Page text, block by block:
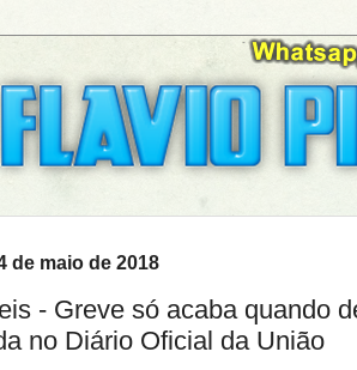
de maio de 2018
- Greve só acaba quando
no Diário Oficial da União